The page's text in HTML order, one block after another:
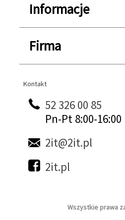
Informacje
Firma
Kontakt
Kontakt
52 326 00 85
Pn-Pt 8:00-16:00
2it@2it.pl
2it.pl
Wszystkie prawa